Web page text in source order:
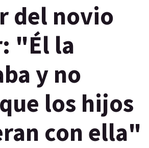
del novio
"Él la
y no
los hijos
con ella"